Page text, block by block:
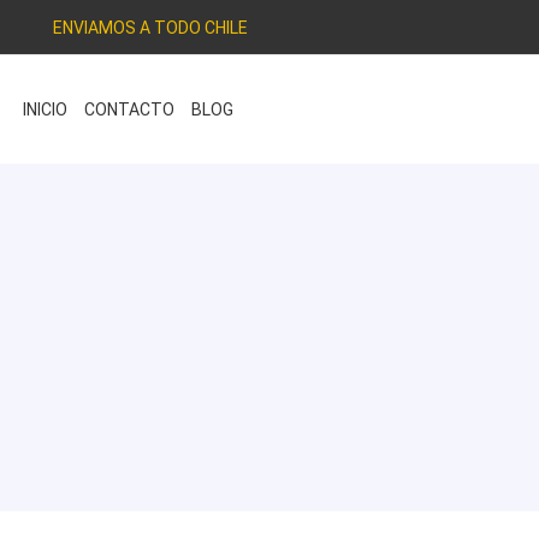
ENVIAMOS A TODO CHILE
INICIO CONTACTO BLOG